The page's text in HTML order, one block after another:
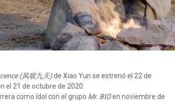
(凤唳九天)de Xiao Yun se estrenó el 22 de
el 21 de octubre de 2020.
como ídol con el grupo Mr. BIOen noviembre de